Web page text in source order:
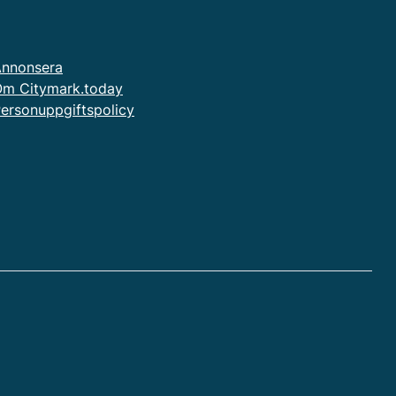
Citymark.today